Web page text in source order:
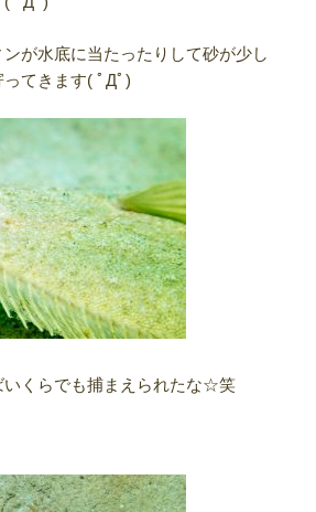
が水底に当たったりして砂が少し
てきます( ﾟДﾟ)
いくらでも捕まえられたな☆笑